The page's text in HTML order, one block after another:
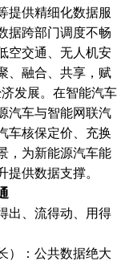
提供精细化数据服
据跨部门调度不畅
空交通、无人机安
、融合、共享，赋
发展。在智能汽车
汽车与智能网联汽
车核保定价、充换
，为新能源汽车能
供数据支撑。
、流得动、用得
：公共数据绝大